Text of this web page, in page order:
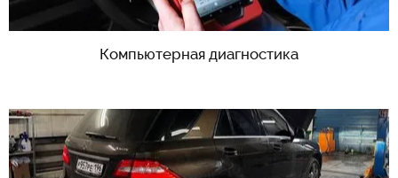
Компьютерная диагностика